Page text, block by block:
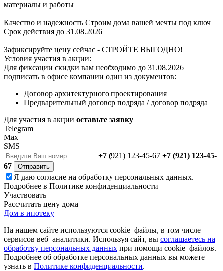
материалы и работы
Качество и надежность Строим дома вашей мечты под ключ
Срок действия до 31.08.2026
Зафиксируйте цену сейчас - СТРОЙТЕ ВЫГОДНО!
Условия участия в акции:
Для фиксации скидки вам необходимо до 31.08.2026
подписать в офисе компании один из документов:
Договор архитектурного проектирования
Предварительный договор подряда / договор подряда
Для участия в акции оставьте заявку
Telegram
Max
SMS
+7 (921) 123-45-67 +7 (921) 123-45-
67
Отправить
Я даю согласие на обработку персональных данных.
Подробнее в Политике конфиденциальности
Участвовать
Рассчитать цену дома
Дом в ипотеку
На нашем сайте используются cookie–файлы, в том числе
сервисов веб–аналитики. Используя сайт, вы соглашаетесь на
обработку персональных данных при помощи cookie–файлов.
Подробнее об обработке персональных данных вы можете
узнать в Политике конфиденциальности.